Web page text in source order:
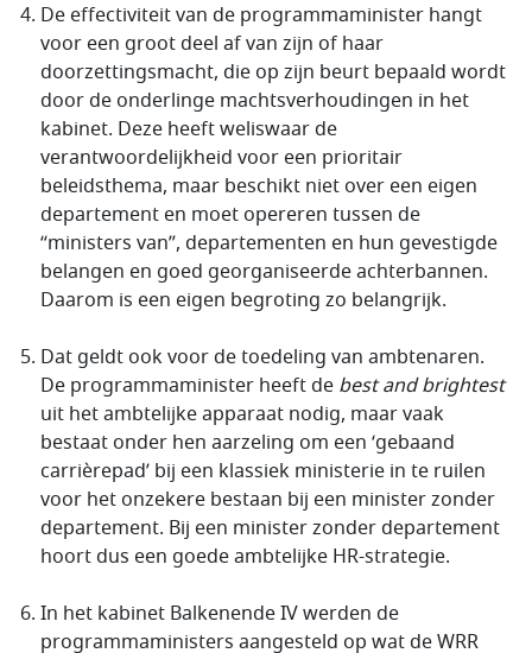
De effectiviteit van de programmaminister hangt
voor een groot deel af van zijn of haar
doorzettingsmacht, die op zijn beurt bepaald wordt
door de onderlinge machtsverhoudingen in het
kabinet. Deze heeft weliswaar de
verantwoordelijkheid voor een prioritair
beleidsthema, maar beschikt niet over een eigen
departement en moet opereren tussen de
“ministers van”, departementen en hun gevestigde
belangen en goed georganiseerde achterbannen.
Daarom is een eigen begroting zo belangrijk.
Dat geldt ook voor de toedeling van ambtenaren.
De programmaminister heeft de best and brightest
uit het ambtelijke apparaat nodig, maar vaak
bestaat onder hen aarzeling om een ‘gebaand
carrièrepad’ bij een klassiek ministerie in te ruilen
voor het onzekere bestaan bij een minister zonder
departement. Bij een minister zonder departement
hoort dus een goede ambtelijke HR-strategie.
In het kabinet Balkenende IV werden de
programmaministers aangesteld op wat de WRR